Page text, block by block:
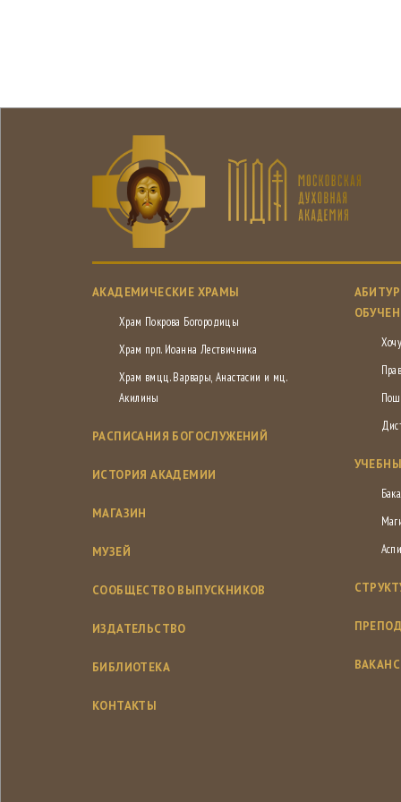
АКАДЕМИЧЕСКИЕ ХРАМЫ
Храм Покрова Богородицы
Храм прп. Иоанна Лествичника
Храм вмцц. Варвары, Анастасии и мц.
Акилины
РАСПИСАНИЯ БОГОСЛУЖЕНИЙ
ИСТОРИЯ АКАДЕМИИ
МАГАЗИН
МУЗЕЙ
СООБЩЕСТВО ВЫПУСКНИКОВ
ИЗДАТЕЛЬСТВО
БИБЛИОТЕКА
КОНТАКТЫ